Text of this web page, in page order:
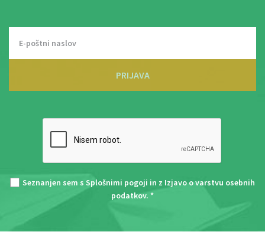
PRIJAVA
Seznanjen sem s Splošnimi pogoji in z Izjavo o varstvu osebnih
podatkov. *